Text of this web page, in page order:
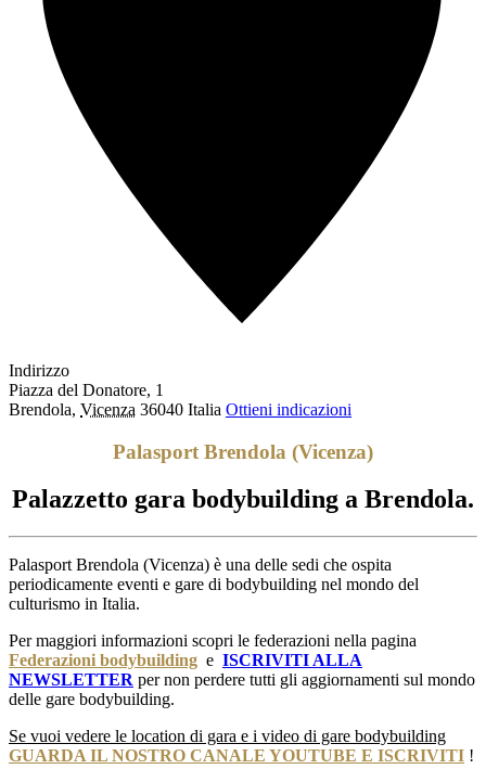
Indirizzo
Piazza del Donatore, 1
Brendola, Vicenza 36040 Italia Ottieni indicazioni
Palasport Brendola (Vicenza)
Palazzetto gara bodybuilding a Brendola.
Palasport Brendola (Vicenza) è una delle sedi che ospita
periodicamente eventi e gare di bodybuilding nel mondo del
culturismo in Italia.
Per maggiori informazioni scopri le federazioni nella pagina
Federazioni bodybuilding e ISCRIVITI ALLA
NEWSLETTER per non perdere tutti gli aggiornamenti sul mondo
delle gare bodybuilding.
Se vuoi vedere le location di gara e i video di gare bodybuilding
GUARDA IL NOSTRO CANALE YOUTUBE E ISCRIVITI !